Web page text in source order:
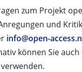
zum Projekt
und
info@open-
können Sie